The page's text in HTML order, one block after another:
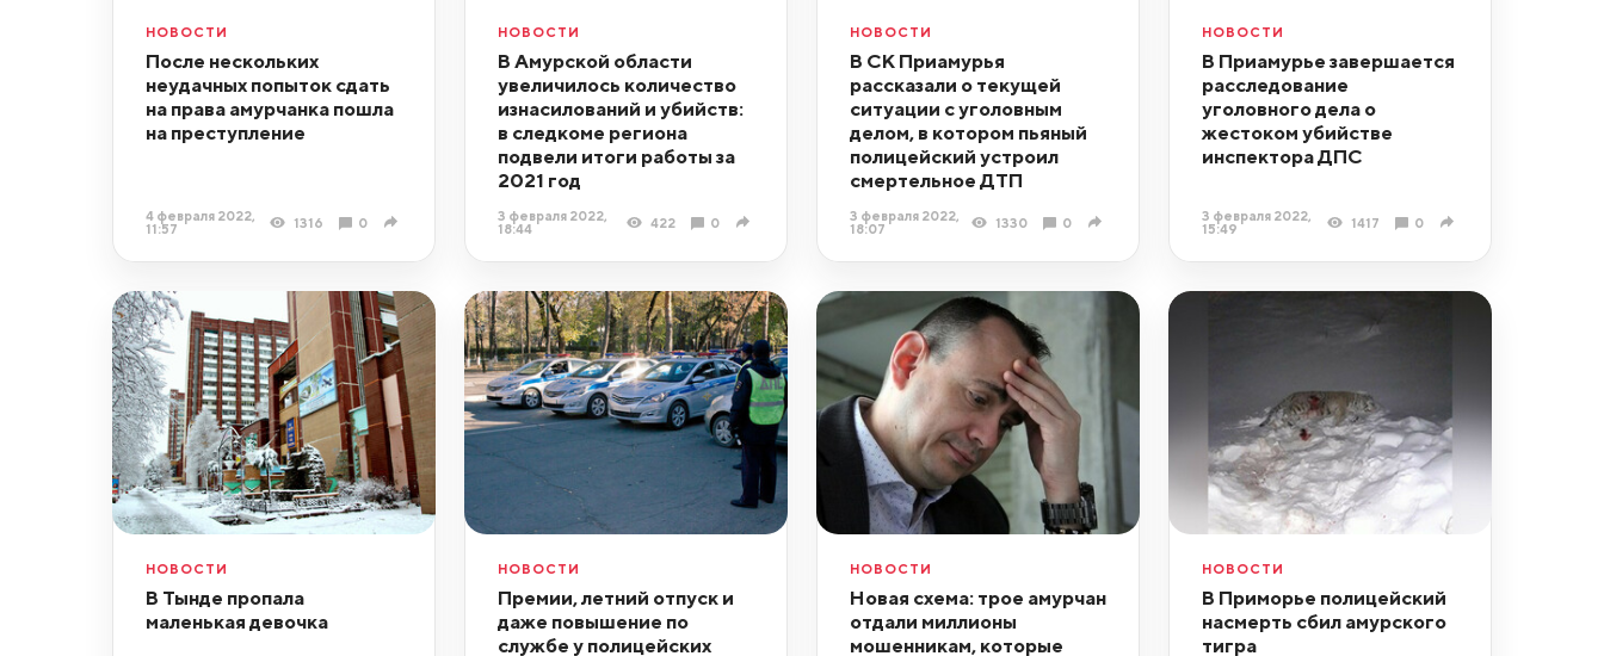
НОВОСТИ
После нескольких
неудачных попыток сдать
на права амурчанка пошла
на преступление
4 февраля 2022,
11:57
1316 0
НОВОСТИ
В Амурской области
увеличилось количество
изнасилований и убийств:
в следкоме региона
подвели итоги работы за
2021 год
3 февраля 2022,
18:44
422 0
НОВОСТИ
В СК Приамурья
рассказали о текущей
ситуации с уголовным
делом, в котором пьяный
полицейский устроил
смертельное ДТП
3 февраля 2022,
18:07
1330 0
НОВОСТИ
В Приамурье завершается
расследование
уголовного дела о
жестоком убийстве
инспектора ДПС
3 февраля 2022,
15:49
1417 0
НОВОСТИ
В Тынде пропала
маленькая девочка
НОВОСТИ
Премии, летний отпуск и
даже повышение по
службе у полицейских
НОВОСТИ
Новая схема: трое амурчан
отдали миллионы
мошенникам, которые
НОВОСТИ
В Приморье полицейский
насмерть сбил амурского
тигра